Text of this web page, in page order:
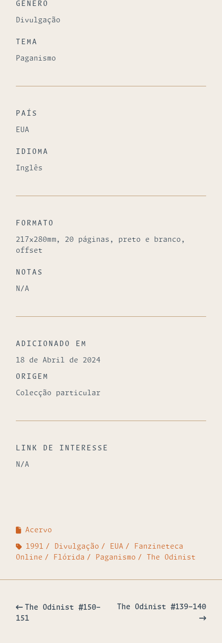
GÉNERO
Divulgação
TEMA
Paganismo
PAÍS
EUA
IDIOMA
Inglês
FORMATO
217x280mm, 20 páginas, preto e branco,
offset
NOTAS
N/A
ADICIONADO EM
18 de Abril de 2024
ORIGEM
Colecção particular
LINK DE INTERESSE
N/A
Acervo
1991 Divulgação EUA
Fanzineteca
Online
Flórida Paganismo The Odinist
The Odinist #150-
151
The Odinist #139-140